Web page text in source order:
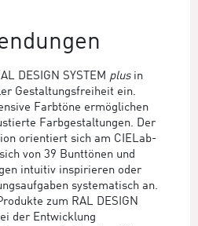
DESIGN SYSTEM plusin
Gestaltungsfreiheit ein.
Farbtöne ermöglichen
Farbgestaltungen. Der
orientiert sich am CIELab-
von 39 Bunttönen und
intuitiv inspirieren oder
systematisch an.
zum RAL DESIGN
der Entwicklung